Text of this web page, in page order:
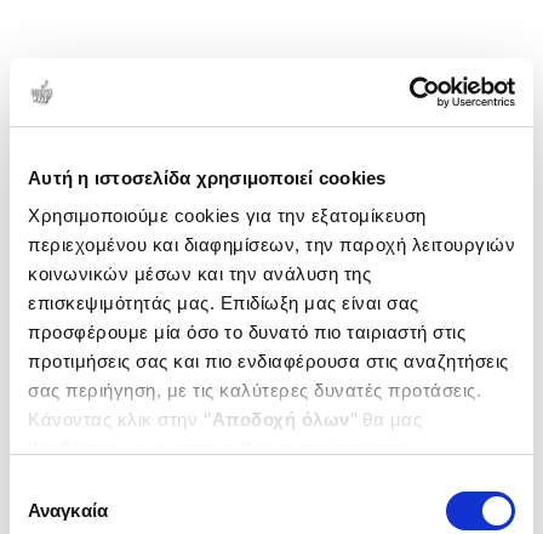
Αυτή η ιστοσελίδα χρησιμοποιεί cookies
Χρησιμοποιούμε cookies για την εξατομίκευση
περιεχομένου και διαφημίσεων, την παροχή λειτουργιών
κοινωνικών μέσων και την ανάλυση της
επισκεψιμότητάς μας. Επιδίωξη μας είναι σας
προσφέρουμε μία όσο το δυνατό πιο ταιριαστή στις
προτιμήσεις σας και πιο ενδιαφέρουσα στις αναζητήσεις
σας περιήγηση, με τις καλύτερες δυνατές προτάσεις.
Κάνοντας κλικ στην ‘’Αποδοχή όλων’’ θα μας
ενδιαφέρουν και να επιλέξετε από τα παρακάτω με την
συγκατάθεσης
Αναγκαία